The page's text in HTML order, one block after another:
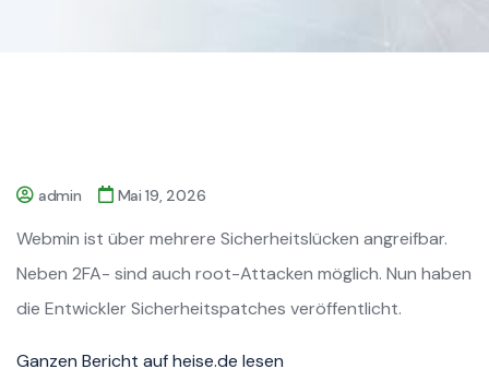
admin Mai 19, 2026
Webmin ist über mehrere Sicherheitslücken angreifbar.
Neben 2FA- sind auch root-Attacken möglich. Nun haben
die Entwickler Sicherheitspatches veröffentlicht.
Ganzen Bericht auf heise.de lesen